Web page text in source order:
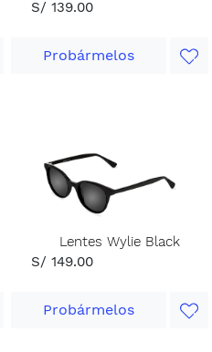
S/ 139.00
Probármelos
Lentes Wylie Black
S/ 149.00
Probármelos